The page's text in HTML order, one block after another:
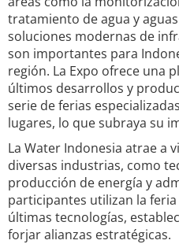
tratamiento de agua y
soluciones modernas de
son importantes para
región. La Expo ofrece una
últimos desarrollos y
serie de ferias
lugares, lo que subraya su
La Water Indonesia atrae a
diversas industrias, como
producción de energía y
participantes utilizan la
últimas tecnologías,
forjar alianzas estratégicas.